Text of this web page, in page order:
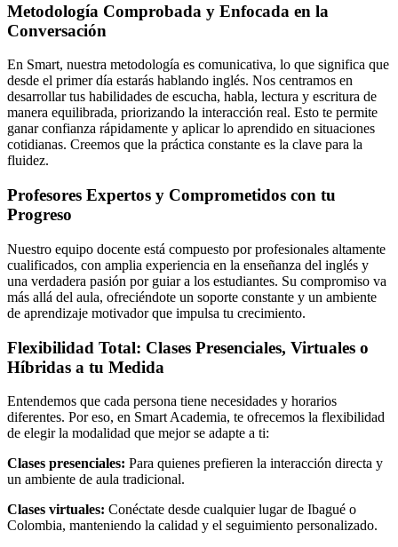
Metodología Comprobada y Enfocada en la
Conversación
En Smart, nuestra metodología es comunicativa, lo que significa que
desde el primer día estarás hablando inglés. Nos centramos en
desarrollar tus habilidades de escucha, habla, lectura y escritura de
manera equilibrada, priorizando la interacción real. Esto te permite
ganar confianza rápidamente y aplicar lo aprendido en situaciones
cotidianas. Creemos que la práctica constante es la clave para la
fluidez.
Profesores Expertos y Comprometidos con tu
Progreso
Nuestro equipo docente está compuesto por profesionales altamente
cualificados, con amplia experiencia en la enseñanza del inglés y
una verdadera pasión por guiar a los estudiantes. Su compromiso va
más allá del aula, ofreciéndote un soporte constante y un ambiente
de aprendizaje motivador que impulsa tu crecimiento.
Flexibilidad Total: Clases Presenciales, Virtuales o
Híbridas a tu Medida
Entendemos que cada persona tiene necesidades y horarios
diferentes. Por eso, en Smart Academia, te ofrecemos la flexibilidad
de elegir la modalidad que mejor se adapte a ti:
Clases presenciales: Para quienes prefieren la interacción directa y
un ambiente de aula tradicional.
Clases virtuales: Conéctate desde cualquier lugar de Ibagué o
Colombia, manteniendo la calidad y el seguimiento personalizado.